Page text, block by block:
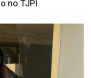
no TJPI